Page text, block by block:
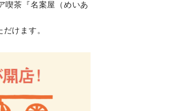
喫茶『名案屋（めいあ
けます。